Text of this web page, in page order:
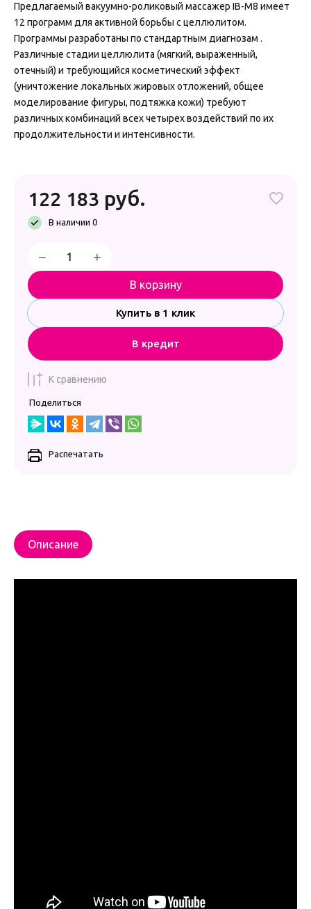
Предлагаемый вакуумно-роликовый массажер IB-M8 имеет
12 программ для активной борьбы с целлюлитом.
Программы разработаны по стандартным диагнозам .
Различные стадии целлюлита (мягкий, выраженный,
отечный) и требующийся косметический эффект
(уничтожение локальных жировых отложений, общее
моделирование фигуры, подтяжка кожи) требуют
различных комбинаций всех четырех воздействий по их
продолжительности и интенсивности.
122 183 руб.
В наличии 0
− +
В корзину
Купить в 1 клик
В кредит
К сравнению
Поделиться
Распечатать
Описание